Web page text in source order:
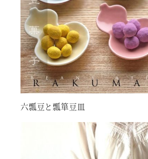
六瓢豆と瓢箪豆皿